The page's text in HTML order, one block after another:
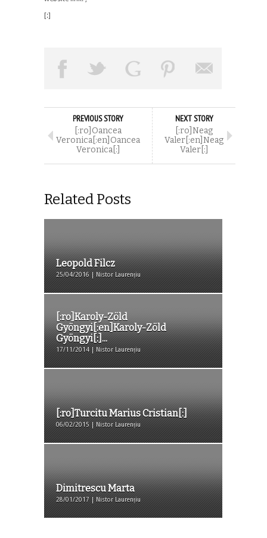
[:]
PREVIOUS STORY
[:ro]Oancea
Veronica[:en]Oancea
Veronica[:]
NEXT STORY
[:ro]Neag
Valer[:en]Neag
Valer[:]
Related Posts
Leopold Filcz
25/04/2016 | Nistor Laurențiu
[:ro]Karoly-Zöld
Gyöngyi[:en]Karoly-Zöld
Gyöngyi[:]...
17/11/2014 | Nistor Laurențiu
[:ro]Turcitu Marius Cristian[:]
06/02/2015 | Nistor Laurențiu
Dimitrescu Marta
28/01/2017 | Nistor Laurențiu